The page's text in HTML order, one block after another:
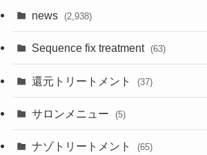
news (2,938)
Sequence fix treatment (63)
還元トリートメント (37)
サロンメニュー (5)
ナゾトリートメント (65)